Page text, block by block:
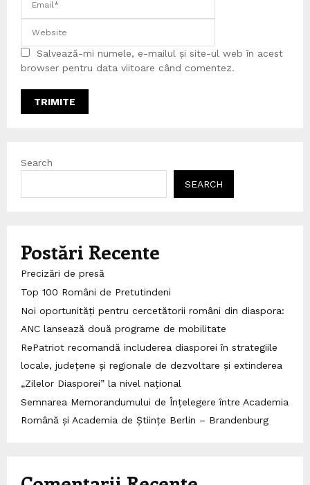
Salvează-mi numele, e-mailul și site-ul web în acest
browser pentru data viitoare când comentez.
Search
SEARCH
Postări Recente
Precizări de presă
Top 100 Români de Pretutindeni
Noi oportunități pentru cercetătorii români din diaspora:
ANC lansează două programe de mobilitate
RePatriot recomandă includerea diasporei în strategiile
locale, județene și regionale de dezvoltare și extinderea
„Zilelor Diasporei” la nivel național
Semnarea Memorandumului de Înțelegere între Academia
Română și Academia de Științe Berlin – Brandenburg